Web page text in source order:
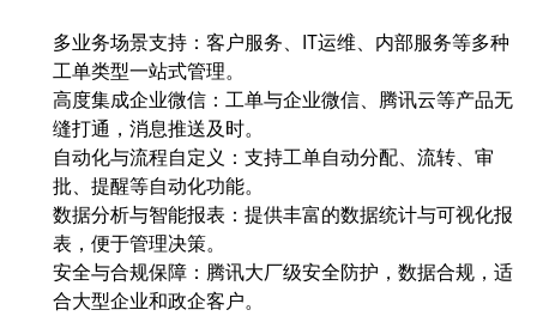
多业务场景支持：客户服务、IT运维、内部服务等多种
工单类型一站式管理。
高度集成企业微信：工单与企业微信、腾讯云等产品无
缝打通，消息推送及时。
自动化与流程自定义：支持工单自动分配、流转、审
批、提醒等自动化功能。
数据分析与智能报表：提供丰富的数据统计与可视化报
表，便于管理决策。
安全与合规保障：腾讯大厂级安全防护，数据合规，适
合大型企业和政企客户。